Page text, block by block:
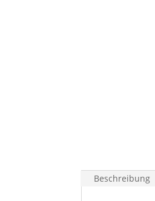
Beschreibung